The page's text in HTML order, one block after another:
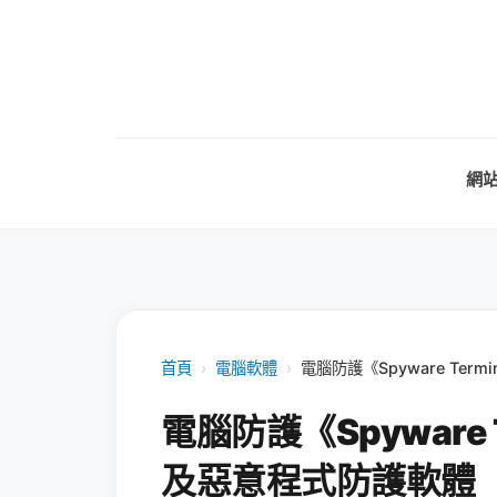
網
首頁 › 電腦軟體 › 電腦防護《Spyware
電腦防護《
及惡意程式防護軟體